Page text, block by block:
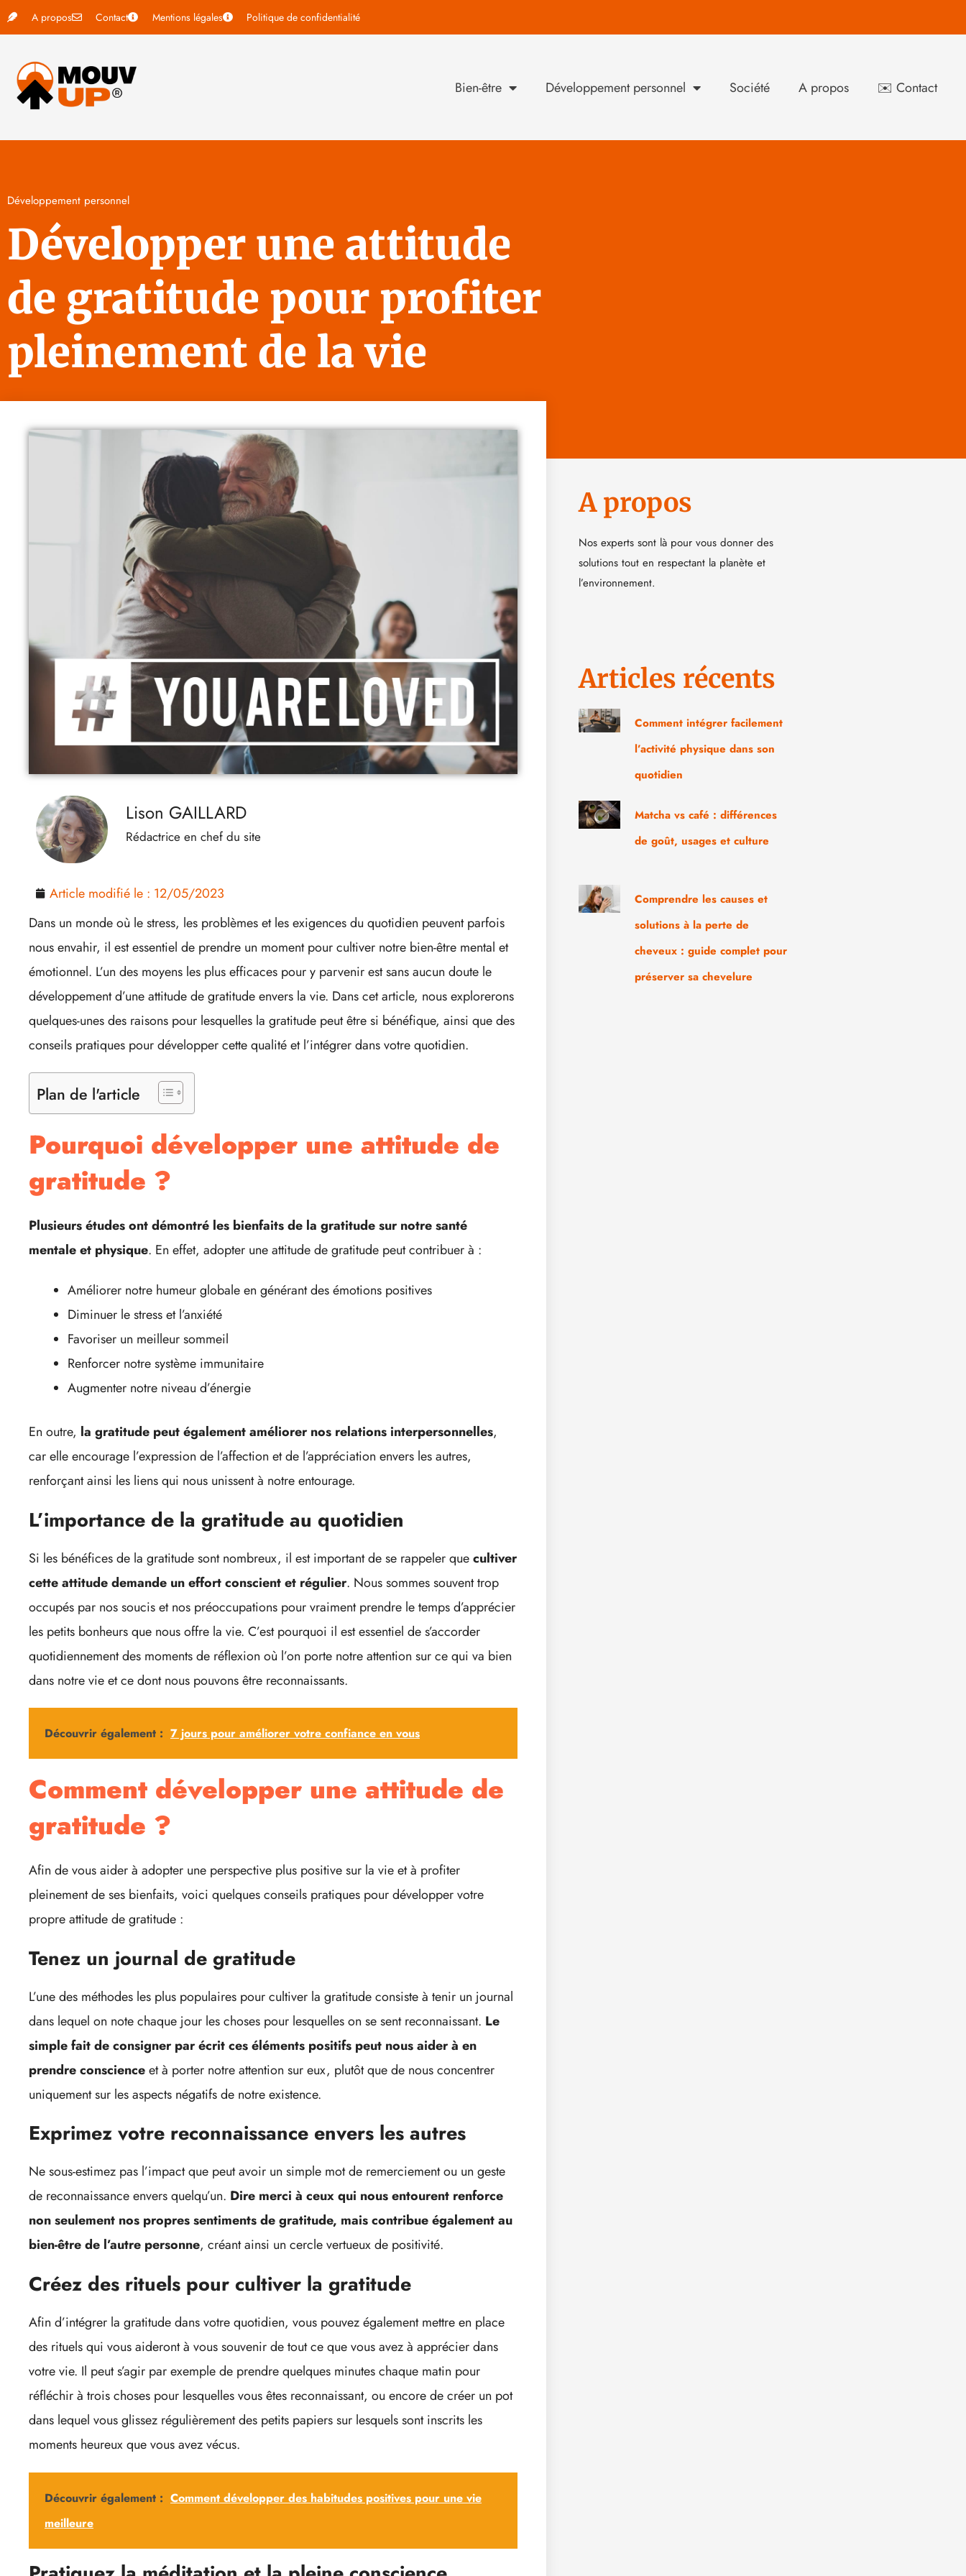
A propos Contact Mentions légales Politique de confidentialité
Bien-être Développement personnel Société A propos ✉️ Contact
Développement personnel
Développer une attitude
de gratitude pour profiter
pleinement de la vie
Lison GAILLARD
Rédactrice en chef du site
Article modifié le : 12/05/2023
Dans un monde où le stress, les problèmes et les exigences du quotidien peuvent parfois
nous envahir, il est essentiel de prendre un moment pour cultiver notre bien-être mental et
émotionnel. L’un des moyens les plus efficaces pour y parvenir est sans aucun doute le
développement d’une attitude de gratitude envers la vie. Dans cet article, nous explorerons
quelques-unes des raisons pour lesquelles la gratitude peut être si bénéfique, ainsi que des
conseils pratiques pour développer cette qualité et l’intégrer dans votre quotidien.
Plan de l'article
Pourquoi développer une attitude de
gratitude ?
Plusieurs études ont démontré les bienfaits de la gratitude sur notre santé
mentale et physique. En effet, adopter une attitude de gratitude peut contribuer à :
Améliorer notre humeur globale en générant des émotions positives
Diminuer le stress et l’anxiété
Favoriser un meilleur sommeil
Renforcer notre système immunitaire
Augmenter notre niveau d’énergie
En outre, la gratitude peut également améliorer nos relations interpersonnelles,
car elle encourage l’expression de l’affection et de l’appréciation envers les autres,
renforçant ainsi les liens qui nous unissent à notre entourage.
L’importance de la gratitude au quotidien
Si les bénéfices de la gratitude sont nombreux, il est important de se rappeler quecultiver
cette attitude demande un effort conscient et régulier. Nous sommes souvent trop
occupés par nos soucis et nos préoccupations pour vraiment prendre le temps d’apprécier
les petits bonheurs que nous offre la vie. C’est pourquoi il est essentiel de s’accorder
quotidiennement des moments de réflexion où l’on porte notre attention sur ce qui va bien
dans notre vie et ce dont nous pouvons être reconnaissants.
Découvrir également : 7 jours pour améliorer votre confiance en vous
Comment développer une attitude de
gratitude ?
Afin de vous aider à adopter une perspective plus positive sur la vie et à profiter
pleinement de ses bienfaits, voici quelques conseils pratiques pour développer votre
propre attitude de gratitude :
Tenez un journal de gratitude
L’une des méthodes les plus populaires pour cultiver la gratitude consiste à tenir un journal
dans lequel on note chaque jour les choses pour lesquelles on se sent reconnaissant. Le
simple fait de consigner par écrit ces éléments positifs peut nous aider à en
prendre conscienceet à porter notre attention sur eux, plutôt que de nous concentrer
uniquement sur les aspects négatifs de notre existence.
Exprimez votre reconnaissance envers les autres
Ne sous-estimez pas l’impact que peut avoir un simple mot de remerciement ou un geste
de reconnaissance envers quelqu’un. Dire merci à ceux qui nous entourent renforce
non seulement nos propres sentiments de gratitude, mais contribue également au
bien-être de l’autre personne, créant ainsi un cercle vertueux de positivité.
Créez des rituels pour cultiver la gratitude
Afin d’intégrer la gratitude dans votre quotidien, vous pouvez également mettre en place
des rituels qui vous aideront à vous souvenir de tout ce que vous avez à apprécier dans
votre vie. Il peut s’agir par exemple de prendre quelques minutes chaque matin pour
réfléchir à trois choses pour lesquelles vous êtes reconnaissant, ou encore de créer un pot
dans lequel vous glissez régulièrement des petits papiers sur lesquels sont inscrits les
moments heureux que vous avez vécus.
Découvrir également : Comment développer des habitudes positives pour une vie
meilleure
A propos
Nos experts sont là pour vous donner des
solutions tout en respectant la planète et
l’environnement.
Articles récents
Comment intégrer facilement
l’activité physique dans son
quotidien
Matcha vs café : différences
de goût, usages et culture
Comprendre les causes et
solutions à la perte de
cheveux : guide complet pour
préserver sa chevelure